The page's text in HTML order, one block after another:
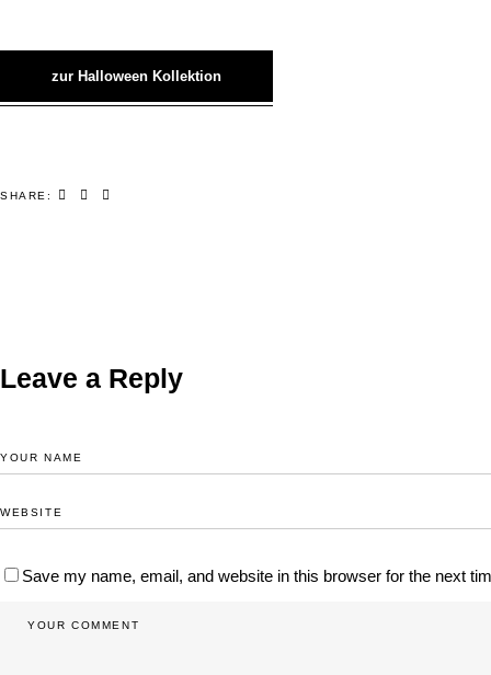
zur Halloween Kollektion
SHARE:
Leave a Reply
Save my name, email, and website in this browser for the next